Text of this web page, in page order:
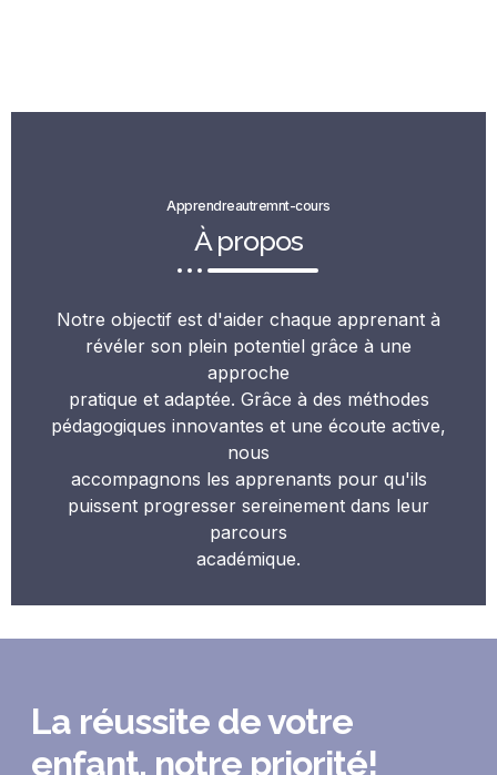
Apprendreautremnt-cours
À propos
Notre objectif est d'aider chaque apprenant à
révéler son plein potentiel grâce à une
approche
pratique et adaptée. Grâce à des méthodes
pédagogiques innovantes et une écoute active,
nous
accompagnons les apprenants pour qu'ils
puissent progresser sereinement dans leur
parcours
académique.
La réussite de votre
enfant, notre priorité!